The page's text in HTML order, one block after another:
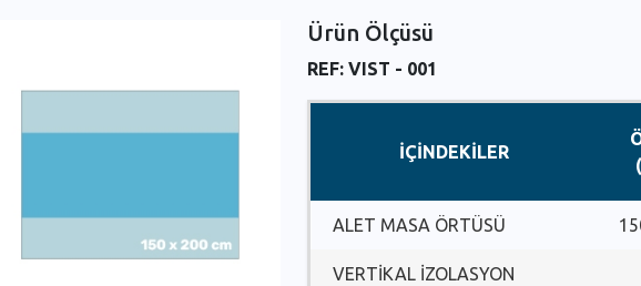
Ürün Ölçüsü
REF: VIST - 001
İÇİNDEKİLER
ALET MASA ÖRTÜSÜ
VERTİKAL İZOLASYON